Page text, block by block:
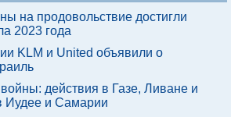
на продовольствие достигли
2023 года
KLM и United объявили о
действия в Газе, Ливане и
Иудее и Самарии